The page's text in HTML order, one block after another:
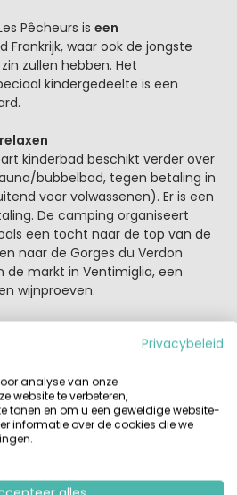
Pêcheurs is een
Frankrijk, waar ook de jongste
zullen hebben. Het
kindergedeelte is een
kinderbad beschikt verder over
bubbelbad, tegen betaling in
voor volwassenen). Er is een
De camping organiseert
een tocht naar de top van de
naar de Gorges du Verdon
de markt in Ventimiglia, een
wijnproeven.
zien
de camping af wil, kan gaan
van St. Tropez
de wacht voor het paleis in
brengen aande
Verder verzorgt de camping
je van een leuke wijnproeverij
(max. 60 minuten rijden) van
Privacybeleid
analyse van onze
website te verbeteren,
tonen en om u een geweldige website-
informatie over de cookies die we